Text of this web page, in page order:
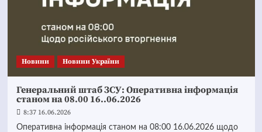
Новини Новини України
Генеральний штаб ЗСУ: Оперативна інформація
станом на 08.00 16..06.2026
8:37 16.06.2026
Оперативна інформація станом на 08:00 16.06.2026 щодо